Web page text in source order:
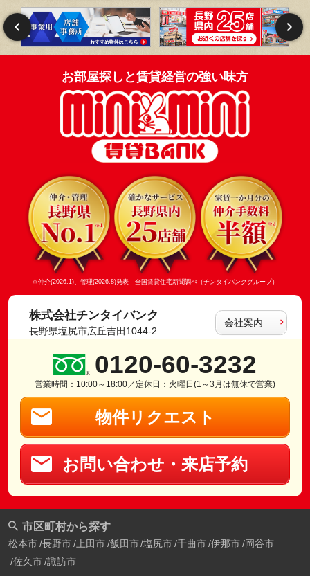
お部屋探しと賃貸経営の強い味方
※仲介(2026.1)、管理(2026.8)発表 全国賃貸住宅新聞調べ（チンタイバンクグループ）
株式会社チンタイバンク
長野県塩尻市広丘吉田1044-2
会社案内
0120-60-3232
営業時間：10:00～18:00／定休日：火曜日(1～3月は無休で営業)
物件リクエスト
お問い合わせ・来店予約
市区町村から探す
松本市 長野市 上田市 飯田市 塩尻市 千曲市 伊那市 岡谷市
佐久市 諏訪市